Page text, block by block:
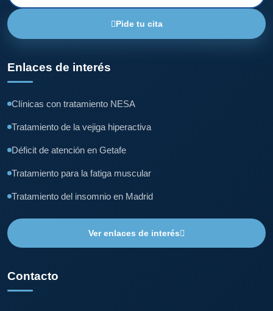
Pide tu cita
Enlaces de interés
Clínicas con tratamiento NESA
Tratamiento de la vejiga hiperactiva
Déficit de atención en Getafe
Tratamiento para la fatiga muscular
Tratamiento del insomnio en Madrid
Ver enlaces de interés
Contacto